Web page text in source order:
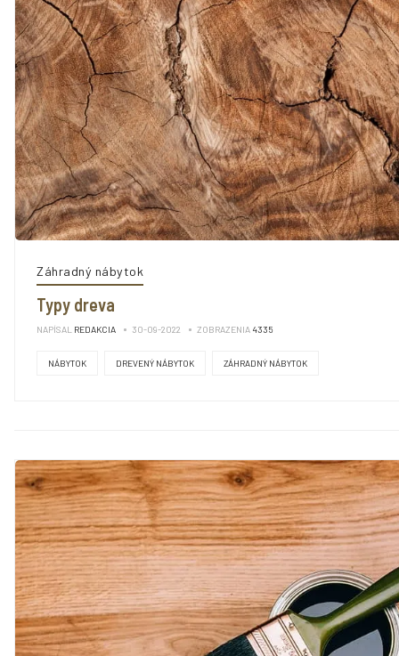
Záhradný nábytok
Typy dreva
NAPÍSAL REDAKCIA 30-09-2022 ZOBRAZENIA 4335
NÁBYTOK DREVENÝ NÁBYTOK ZÁHRADNÝ NÁBYTOK